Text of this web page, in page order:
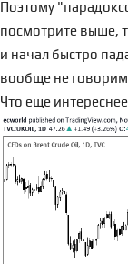
Поэтому
посмотрите выше,
и начал быстро
вообще не
Что еще